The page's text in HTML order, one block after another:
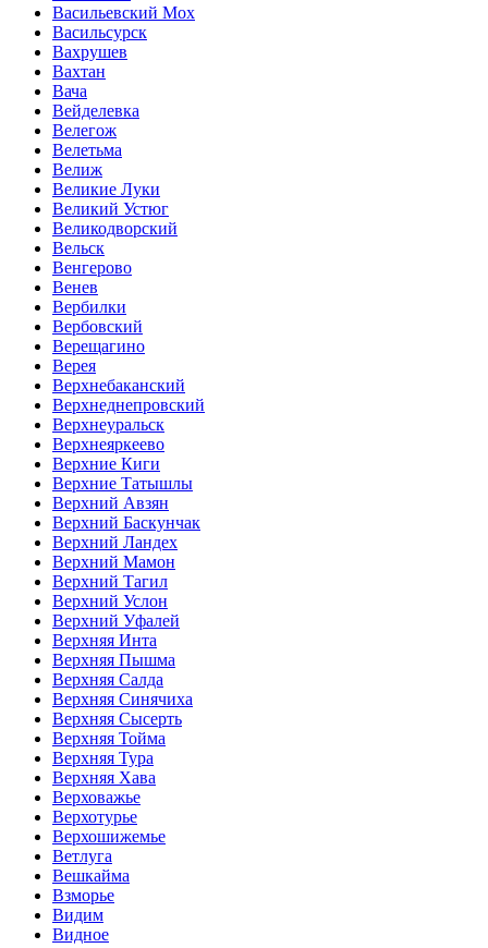
Васильевский Мох
Васильсурск
Вахрушев
Вахтан
Вача
Вейделевка
Велегож
Велетьма
Велиж
Великие Луки
Великий Устюг
Великодворский
Вельск
Венгерово
Венев
Вербилки
Вербовский
Верещагино
Верея
Верхнебаканский
Верхнеднепровский
Верхнеуральск
Верхнеяркеево
Верхние Киги
Верхние Татышлы
Верхний Авзян
Верхний Баскунчак
Верхний Ландех
Верхний Мамон
Верхний Тагил
Верхний Услон
Верхний Уфалей
Верхняя Инта
Верхняя Пышма
Верхняя Салда
Верхняя Синячиха
Верхняя Сысерть
Верхняя Тойма
Верхняя Тура
Верхняя Хава
Верховажье
Верхотурье
Верхошижемье
Ветлуга
Вешкайма
Взморье
Видим
Видное